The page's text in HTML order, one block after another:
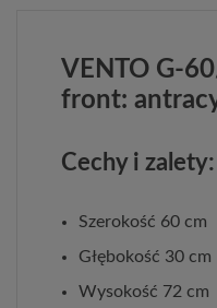
VENTO G-
front:
Cechy i zalety:
Szerokość 60 cm
Głębokość 30 cm
Wysokość 72 cm